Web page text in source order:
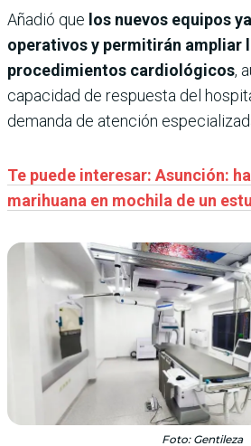
Añadió que los nuevos equipos
operativos y permitirán ampliar
procedimientos cardiológicos,
capacidad de respuesta del
demanda de atención
Te puede interesar: Asunción:
marihuana en mochila de un
Foto: Gentileza